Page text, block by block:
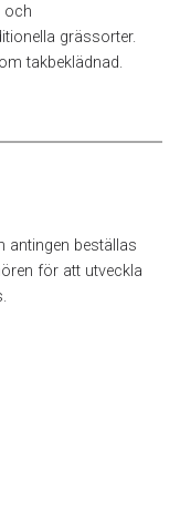
och
grässorter.
takbeklädnad.
antingen beställas
för att utveckla